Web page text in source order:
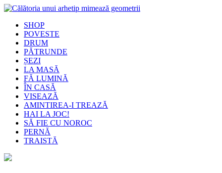
SHOP
POVESTE
DRUM
PĂTRUNDE
ȘEZI
LA MASĂ
FĂ LUMINĂ
ÎN CASĂ
VISEAZĂ
AMINTIREA-I TREAZĂ
HAI LA JOC!
SĂ FIE CU NOROC
PERNĂ
TRAISTĂ